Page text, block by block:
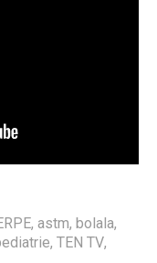
, astm, bolala,
, TEN TV,